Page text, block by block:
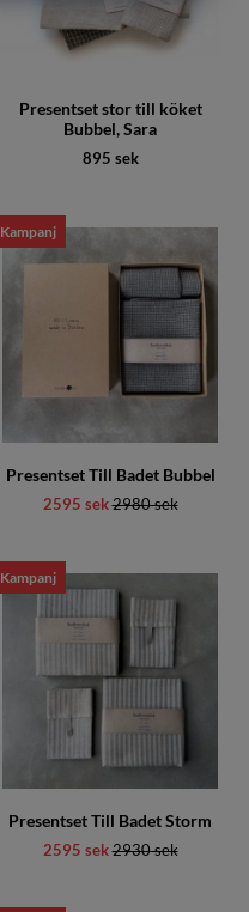
Presentset stor till köket
Bubbel, Sara
895 sek
Kampanj
Presentset Till Badet Bubbel
2595 sekOrdinarie pris:
2980 sek
Kampanj
Presentset Till Badet Storm
2595 sekOrdinarie pris:
2930 sek